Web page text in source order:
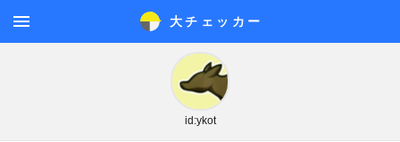
大チェッカ ー
メニ
id:ykot